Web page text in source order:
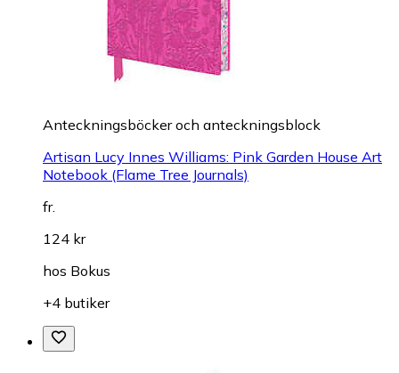
Anteckningsböcker och anteckningsblock
Artisan Lucy Innes Williams: Pink Garden House Art
Notebook (Flame Tree Journals)
fr.
124 kr
hos Bokus
+4 butiker